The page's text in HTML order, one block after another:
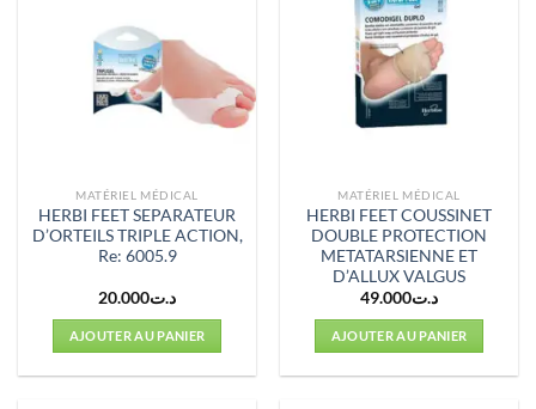
MATÉRIEL MÉDICAL
HERBI FEET SEPARATEUR
D’ORTEILS TRIPLE ACTION,
Re: 6005.9
د.ت20.000
AJOUTER AU PANIER
MATÉRIEL MÉDICAL
HERBI FEET COUSSINET
DOUBLE PROTECTION
METATARSIENNE ET
D’ALLUX VALGUS
د.ت49.000
AJOUTER AU PANIER